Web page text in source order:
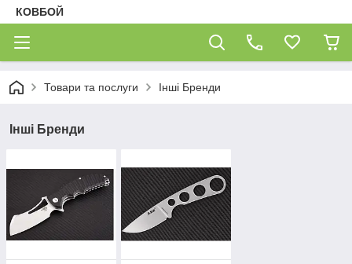
КОВБОЙ
Товари та послуги Інші Бренди
Інші Бренди